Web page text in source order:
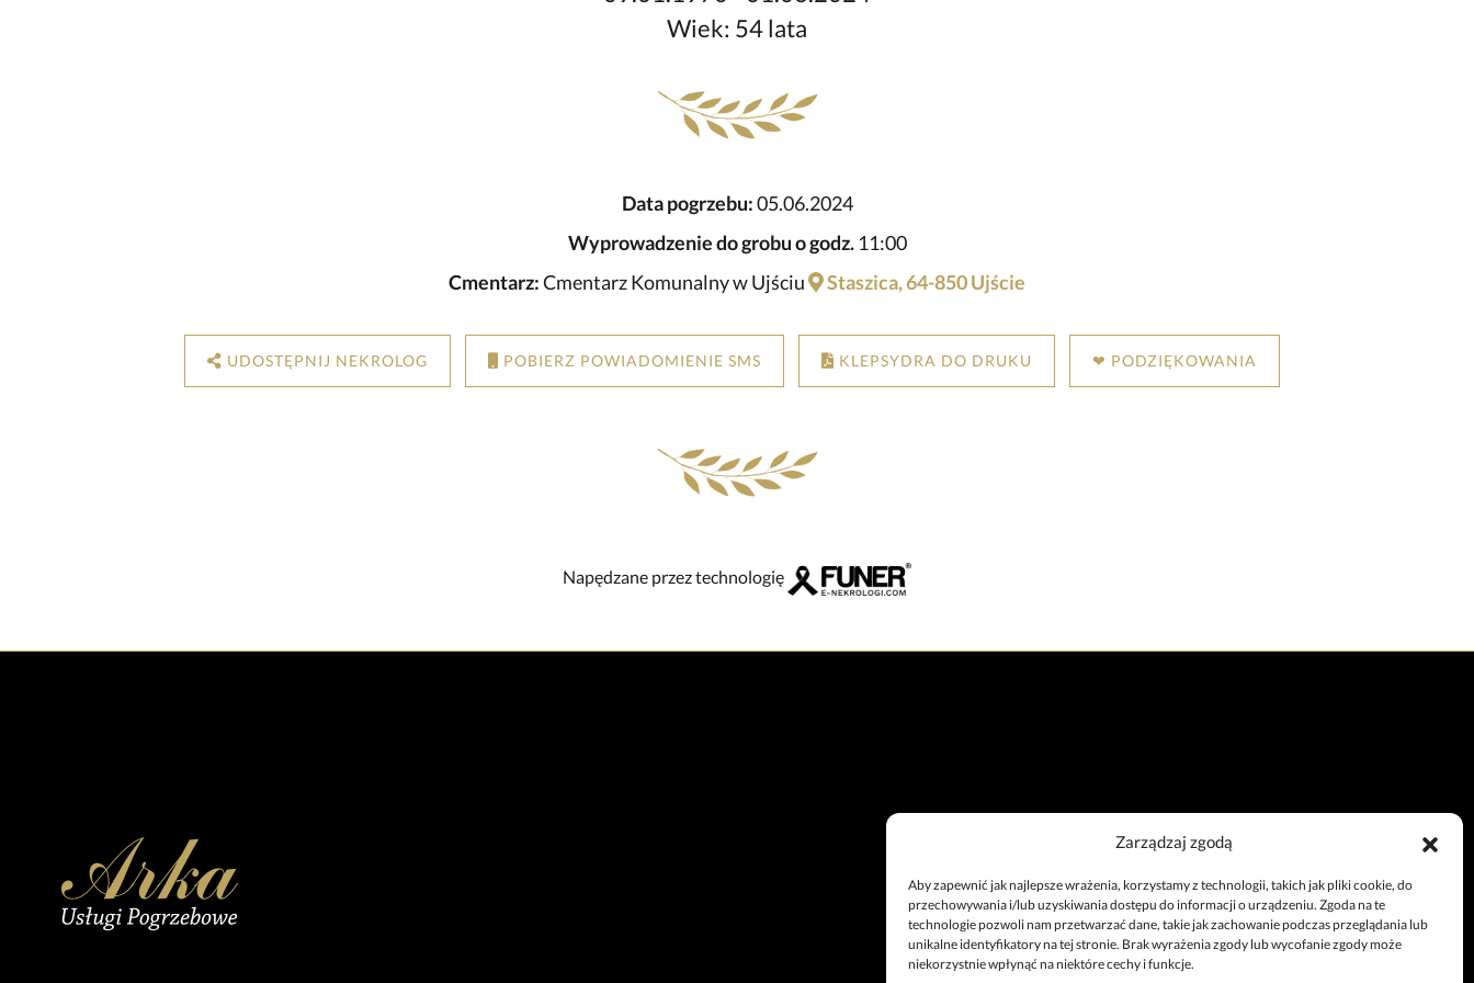
Zarządzaj zgodą
Aby zapewnić jak najlepsze wrażenia, korzystamy z technologii, takich jak pliki cookie, do
przechowywania i/lub uzyskiwania dostępu do informacji o urządzeniu. Zgoda na te
technologie pozwoli nam przetwarzać dane, takie jak zachowanie podczas przeglądania lub
unikalne identyfikatory na tej stronie. Brak wyrażenia zgody lub wycofanie zgody może
niekorzystnie wpłynąć na niektóre cechy i funkcje.
Wiek: 54 lata
Data pogrzebu:05.06.2024
Wyprowadzenie do grobu o godz.11:00
Cmentarz:Cmentarz Komunalny w Ujściu Staszica, 64-850 Ujście
UDOSTĘPNIJ NEKROLOG POBIERZ POWIADOMIENIE SMS KLEPSYDRA DO DRUKU ❤ PODZIĘKOWANIA
Napędzane przez technologię
Całodobowy telefon
+48 67 212 25 99